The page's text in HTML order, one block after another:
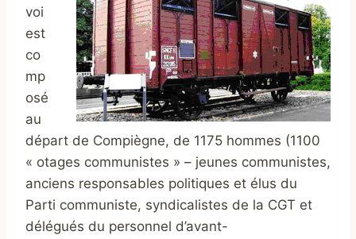
voi
est
co
mp
osé
au
départ de Compiègne, de 1175 hommes (1100
« otages communistes » – jeunes communistes,
anciens responsables politiques et élus du
Parti communiste, syndicalistes de la CGT et
délégués du personnel d’avant-